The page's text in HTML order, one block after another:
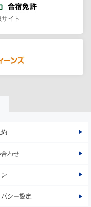
イト
わせ
シー設定